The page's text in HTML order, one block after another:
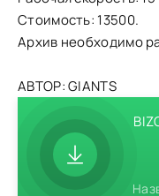
Стоимость: 13500.
Архив необходимо
АВТОР: GIANTS